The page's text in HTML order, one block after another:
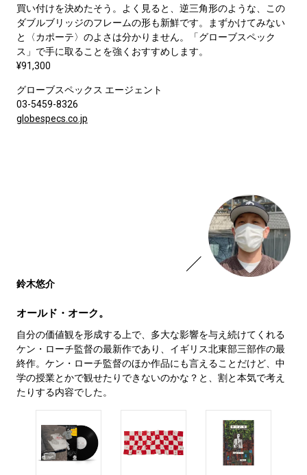
買い付けを決めたそう。よく見ると、逆三角形のような、この
ダブルブリッジのフレームの形も新鮮です。まずかけてみない
と〈カポーテ〉のよさは分かりません。「グローブスペック
ス」で手に取ることを強くおすすめします。
¥91,300
グローブスペックス エージェント
03-5459-8326
globespecs.co.jp
鈴木悠介
オールド・オーク。
自分の価値観を形成する上で、多大な影響を与え続けてくれる
ケン・ローチ監督の最新作であり、イギリス北東部三部作の最
終作。ケン・ローチ監督のほか作品にも言えることだけど、中
学の授業とかで観せたりできないのかな？と、割と本気で考え
たりする内容でした。